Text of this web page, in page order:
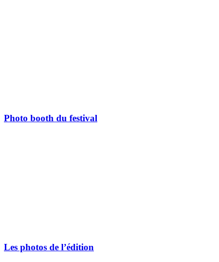
Photo booth du festival
Les photos de l’édition